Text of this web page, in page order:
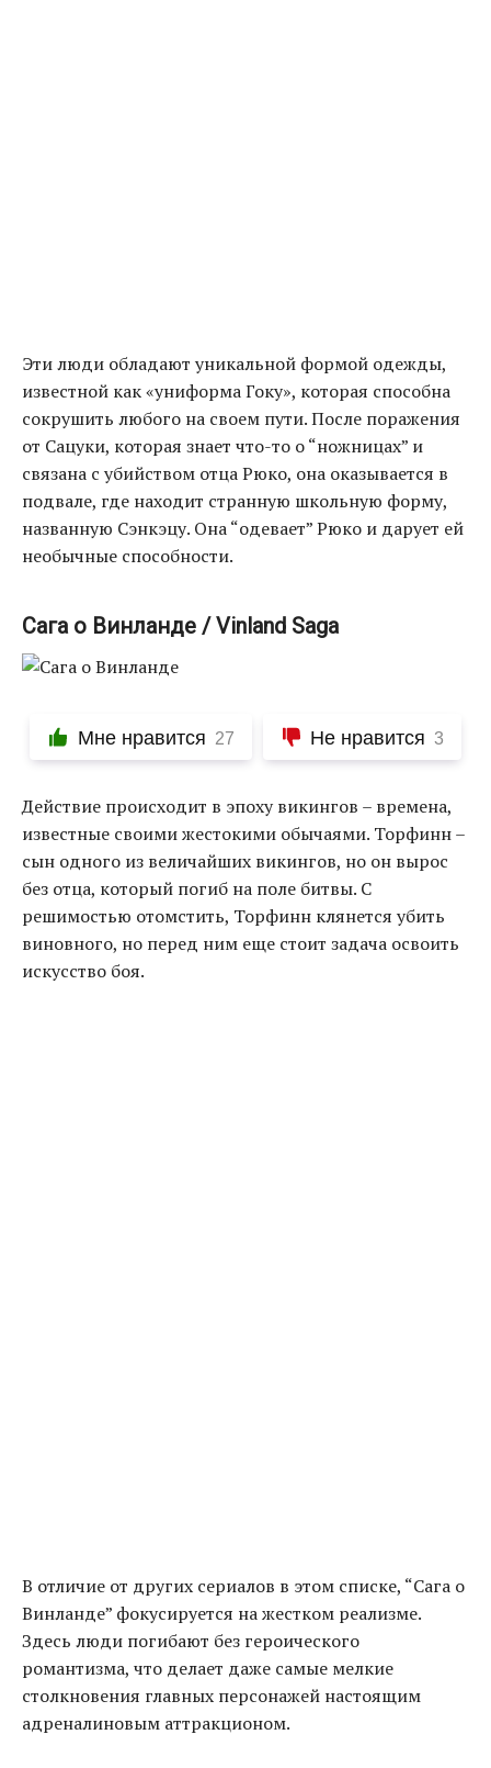
Эти люди обладают уникальной формой одежды,
известной как «униформа Гоку», которая способна
сокрушить любого на своем пути. После поражения
от Сацуки, которая знает что-то о “ножницах” и
связана с убийством отца Рюко, она оказывается в
подвале, где находит странную школьную форму,
названную Сэнкэцу. Она “одевает” Рюко и дарует ей
необычные способности.
Сага о Винланде / Vinland Saga
Мне нравится 27 Не нравится 3
Действие происходит в эпоху викингов – времена,
известные своими жестокими обычаями. Торфинн –
сын одного из величайших викингов, но он вырос
без отца, который погиб на поле битвы. С
решимостью отомстить, Торфинн клянется убить
виновного, но перед ним еще стоит задача освоить
искусство боя.
В отличие от других сериалов в этом списке, “Сага о
Винланде” фокусируется на жестком реализме.
Здесь люди погибают без героического
романтизма, что делает даже самые мелкие
столкновения главных персонажей настоящим
адреналиновым аттракционом.